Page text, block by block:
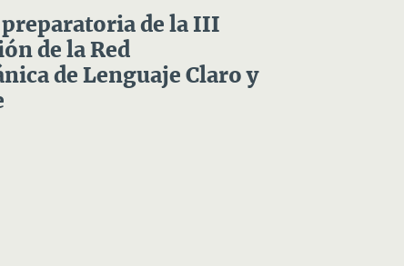
de la III
de la Red
de Lenguaje Claro y